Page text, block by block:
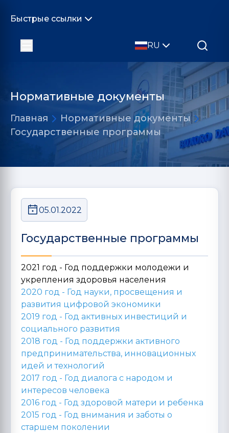
Быстрые ссылки
RU
Нормативные документы
Главная
Нормативные документы
Государственные программы
05.01.2022
Государственные программы
2021 год - Год поддержки молодежи и
укрепления здоровья населения
2020 год - Год науки, просвещения и
развития цифровой экономики
2019 год - Год активных инвестиций и
социального развития
2018 год - Год поддержки активного
предпринимательства, инновационных
идей и технологий
2017 год - Год диалога с народом и
интересов человека
2016 год - Год здоровой матери и ребенка
2015 год - Год внимания и заботы о
старшем поколении